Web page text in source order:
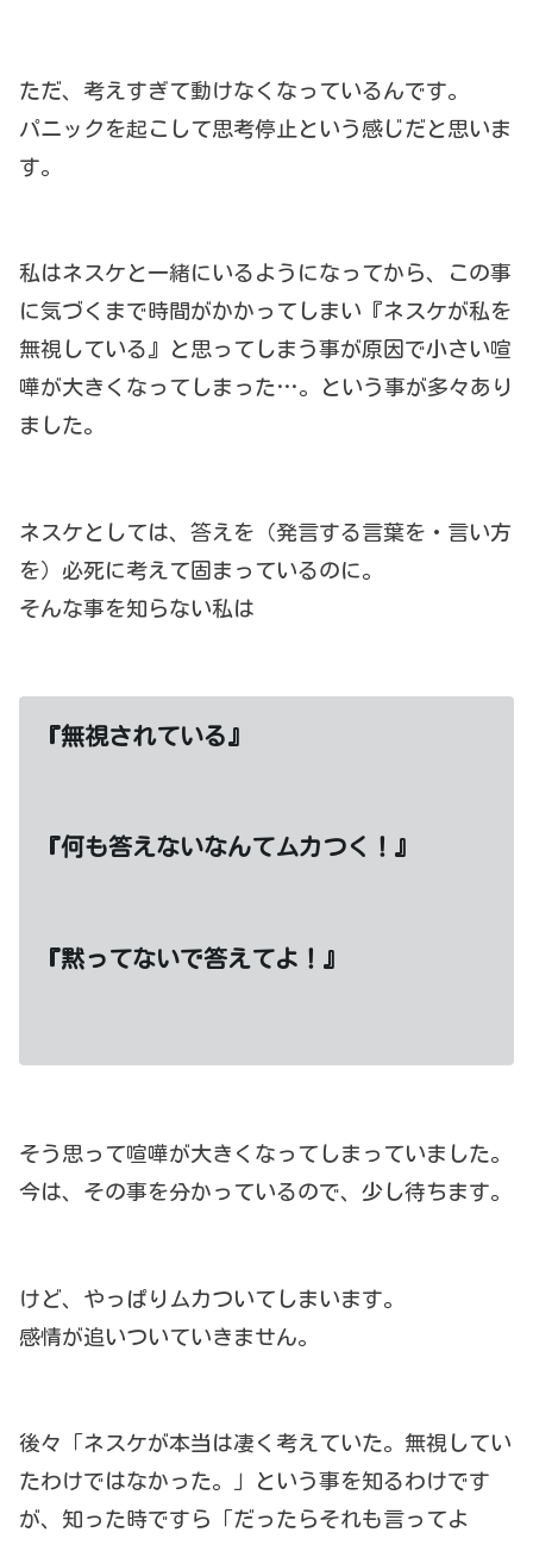
ただ、考えすぎて動けなくなっているんです。
パニックを起こして思考停止という感じだと思いま
す。
私はネスケと一緒にいるようになってから、この事
に気づくまで時間がかかってしまい『ネスケが私を
無視している』と思ってしまう事が原因で小さい喧
嘩が大きくなってしまった…。という事が多々あり
ました。
ネスケとしては、答えを（発言する言葉を・言い方
を）必死に考えて固まっているのに。
そんな事を知らない私は
『無視されている』
『何も答えないなんてムカつく！』
『黙ってないで答えてよ！』
そう思って喧嘩が大きくなってしまっていました。
今は、その事を分かっているので、少し待ちます。
けど、やっぱりムカついてしまいます。
感情が追いついていきません。
後々「ネスケが本当は凄く考えていた。無視してい
たわけではなかった。」という事を知るわけです
が、知った時ですら「だったらそれも言ってよ